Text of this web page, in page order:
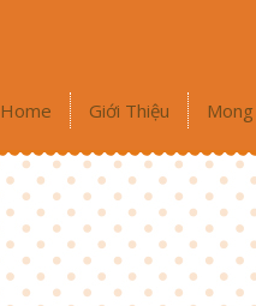
Home Giới Thiệu Mong